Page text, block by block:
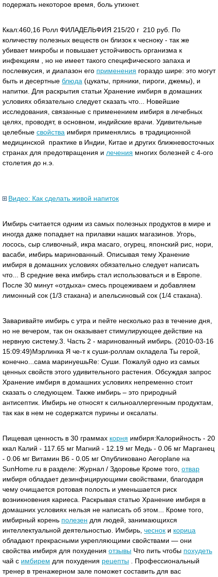
подержать некоторое время, боль утихнет.
Ккал:460,16 Ролл ФИЛАДЕЛЬФИЯ 215/20 г 210 руб. По
количеству полезных веществ он близок к чесноку - так же
убивает микробы и повышает устойчивость организма к
инфекциям , но не имеет такого специфического запаха и
послевкусия, и диапазон его применения гораздо шире: это могут
быть и десертные блюда (цукаты, пряники, пироги, джемы), и
напитки. Для раскрытия статьи Хранение имбиря в домашних
условиях обязательно следует сказать что... Новейшие
исследования, связанные с применением имбиря в лечебных
целях, проводят, в основном, индийские врачи. Удивительные
целебные свойства имбиря применялись в традиционной
медицинской практике в Индии, Китае и других ближневосточных
странах для предотвращения и лечения многих болезней с 4-ого
столетия до н.э.
Видео: Как сделать живой напиток
Имбирь считается одним из самых полезных продуктов в мире и
иногда даже попадает на прилавки наших магазинов. Угорь,
лосось, сыр сливочный, икра масаго, огурец, японский рис, нори,
васаби, имбирь маринованный. Описывая тему Хранение
имбиря в домашних условиях обязательно следует написать
что... В средние века имбирь стал использоваться и в Европе.
После 30 минут «отдыха» смесь процеживаем и добавляем
лимонный сок (1/3 стакана) и апельсиновый сок (1/4 стакана).
Заваривайте имбирь с утра и пейте несколько раз в течение дня,
но не вечером, так он оказывает стимулирующее действие на
нервную систему.3. Часть 2 - маринованный имбирь. (2010-03-16
15:09:49)Мэрлинка Я че-т к суши-роллам охладела Ты герой,
конечно...сама маринуешьRe: Суши. Пожалуй одно из самых
ценных свойств этого удивительного растения. Обсуждая запрос
Хранение имбиря в домашних условиях непременно стоит
сказать о следующем. Также имбирь – это природный
антисептик. Имбирь не относят к сильноаллергенным продуктам,
так как в нем не содержатся пурины и оксалаты.
Пищевая ценность в 30 граммах корня имбиря:Калорийность - 20
ккал Калий - 117.65 мг Магний - 12.19 мг Медь - 0.06 мг Марганец
- 0.06 мг Витамин В6 - 0.05 мг Опубликовано Aeroplane на
SunHome.ru в разделе: Журнал / Здоровье Кроме того, отвар
имбиря обладает дезинфицирующими свойствами, благодаря
чему очищается ротовая полость и уменьшается риск
возникновения кариеса. Раскрывая статью Хранение имбиря в
домашних условиях нельзя не написать об этом... Кроме того,
имбирный корень полезен для людей, занимающихся
интеллектуальной деятельностью. Имбирь, чеснок и корица
обладают прекрасными укрепляющими свойствами — они
свойства имбиря для похудения отзывы Что пить чтобы похудеть
чай с имбирем для похудения рецепты . Профессиональный
тренер в тренажерном зале поможет составить для вас